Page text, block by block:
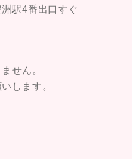
駅4番出口すぐ
せん。
します。